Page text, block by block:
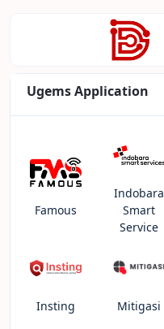
Ugems Application
Famous
Indobara
Smart
Service
Insting Mitigasi